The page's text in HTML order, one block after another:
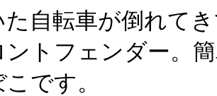
自転車が倒れて
ントフェンダー。
です。